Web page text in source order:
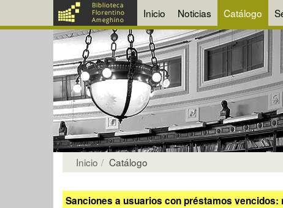
Inicio Noticias Catálogo
Inicio Catálogo
Sanciones a usuarios con préstamos